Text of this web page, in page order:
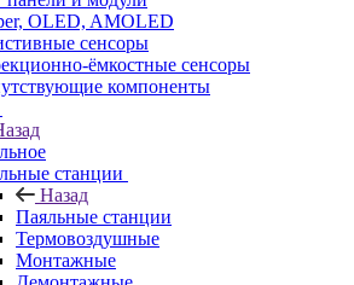
OLED, AMOLED
сенсоры
ёмкостные сенсоры
компоненты
станции
Назад
Паяльные станции
Термовоздушные
Монтажные